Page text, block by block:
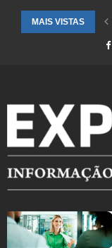
MAIS VISTAS
CIDADES